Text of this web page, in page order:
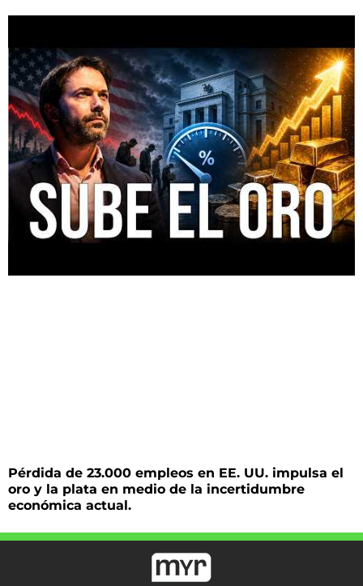
Pérdida de 23.000 empleos en EE. UU. impulsa el
oro y la plata en medio de la incertidumbre
económica actual.